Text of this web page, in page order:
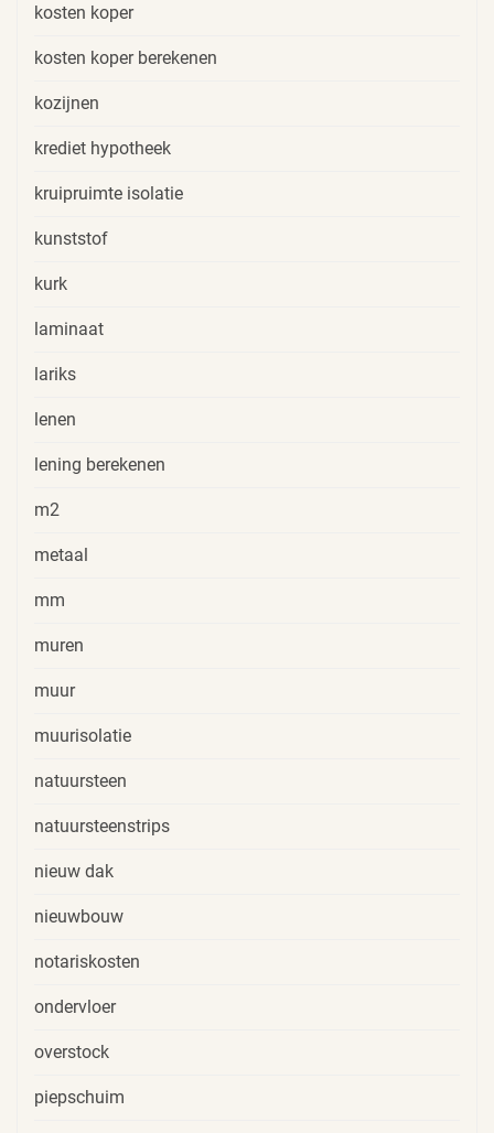
kosten koper
kosten koper berekenen
kozijnen
krediet hypotheek
kruipruimte isolatie
kunststof
kurk
laminaat
lariks
lenen
lening berekenen
m2
metaal
mm
muren
muur
muurisolatie
natuursteen
natuursteenstrips
nieuw dak
nieuwbouw
notariskosten
ondervloer
overstock
piepschuim